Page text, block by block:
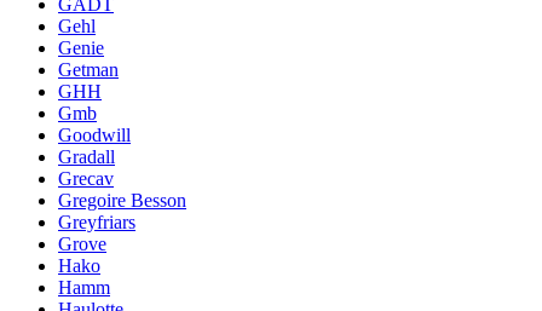
GADT
Gehl
Genie
Getman
GHH
Gmb
Goodwill
Gradall
Grecav
Gregoire Besson
Greyfriars
Grove
Hako
Hamm